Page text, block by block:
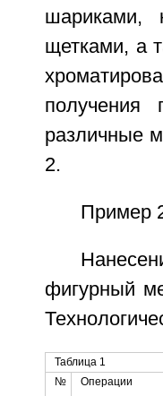
шариками,
щетками, а
различные
2.
Пример
фигурный
Таблица 1
№
Операции